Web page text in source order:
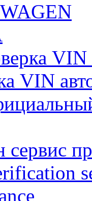
VIN
VIN
сервис